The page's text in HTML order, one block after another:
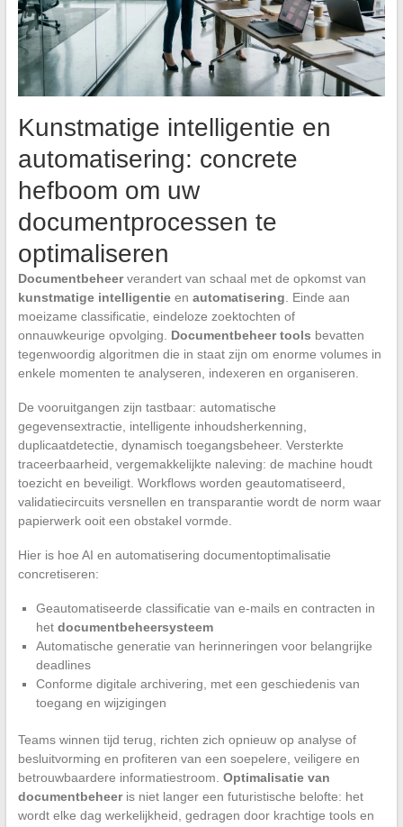
Kunstmatige intelligentie en
automatisering: concrete
hefboom om uw
documentprocessen te
optimaliseren
Documentbeheerverandert van schaal met de opkomst van
kunstmatige intelligentieen automatisering . Einde aan
moeizame classificatie, eindeloze zoektochten of
onnauwkeurige opvolging. Documentbeheer tools bevatten
tegenwoordig algoritmen die in staat zijn om enorme volumes in
enkele momenten te analyseren, indexeren en organiseren.
De vooruitgangen zijn tastbaar: automatische
gegevensextractie, intelligente inhoudsherkenning,
duplicaatdetectie, dynamisch toegangsbeheer. Versterkte
traceerbaarheid, vergemakkelijkte naleving: de machine houdt
toezicht en beveiligt. Workflows worden geautomatiseerd,
validatiecircuits versnellen en transparantie wordt de norm waar
papierwerk ooit een obstakel vormde.
Hier is hoe AI en automatisering documentoptimalisatie
concretiseren:
Geautomatiseerde classificatie van e-mails en contracten in
het documentbeheersysteem
Automatische generatie van herinneringen voor belangrijke
deadlines
Conforme digitale archivering, met een geschiedenis van
toegang en wijzigingen
Teams winnen tijd terug, richten zich opnieuw op analyse of
besluitvorming en profiteren van een soepelere, veiligere en
betrouwbaardere informatiestroom. Optimalisatie van
documentbeheeris niet langer een futuristische belofte: het
wordt elke dag werkelijkheid, gedragen door krachtige tools en